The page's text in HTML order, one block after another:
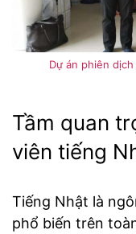
Dự án phiên
Tầm quan
viên tiếng
Tiếng Nhật là
phổ biến trên